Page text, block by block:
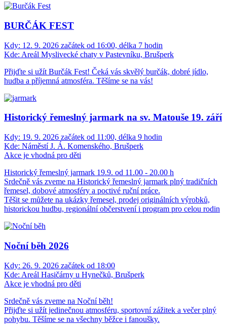
BURČÁK FEST
Kdy: 12. 9. 2026 začátek od 16:00, délka 7 hodin
Kde: Areál Myslivecké chaty v Pastevníku, Brušperk
Přijďte si užít Burčák Fest! Čeká vás skvělý burčák, dobré jídlo,
hudba a příjemná atmosféra. Těšíme se na vás!
Historický řemeslný jarmark na sv. Matouše 19. září
Kdy: 19. 9. 2026 začátek od 11:00, délka 9 hodin
Kde: Náměstí J. Á. Komenského, Brušperk
Akce je vhodná pro děti
Historický řemeslný jarmark 19.9. od 11.00 - 20.00 h
Srdečně vás zveme na Historický řemeslný jarmark plný tradičních
řemesel, dobové atmosféry a poctivé ruční práce.
Těšit se můžete na ukázky řemesel, prodej originálních výrobků,
historickou hudbu, regionální občerstvení i program pro celou rodin
Noční běh 2026
Kdy: 26. 9. 2026 začátek od 18:00
Kde: Areál Hasičárny u Hynečků, Brušperk
Akce je vhodná pro děti
Srdečně vás zveme na Noční běh!
Přijďte si užít jedinečnou atmosféru, sportovní zážitek a večer plný
pohybu. Těšíme se na všechny běžce i fanoušky.